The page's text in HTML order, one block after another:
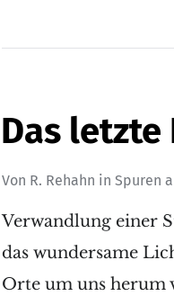
Das letzte
Von R. Rehahn inSpuren
Verwandlung einer
das wundersame
Orte um uns herum